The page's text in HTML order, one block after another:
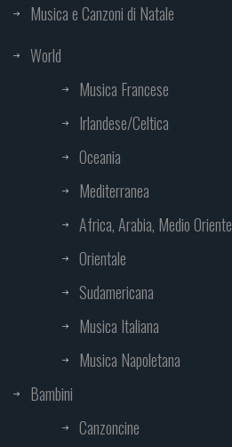
Musica e Canzoni di Natale
World
Musica Francese
Irlandese/Celtica
Oceania
Mediterranea
Africa, Arabia, Medio Oriente
Orientale
Sudamericana
Musica Italiana
Musica Napoletana
Bambini
Canzoncine